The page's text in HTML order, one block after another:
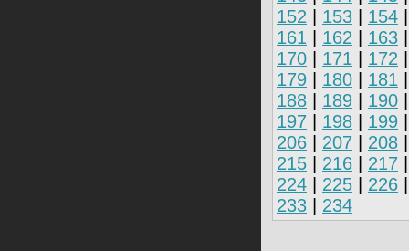
152
153 154
161
162 163
170
171 172
179
180 181
188
189 190
197
198 199
206
207 208
215
216 217
224
225 226
233
234